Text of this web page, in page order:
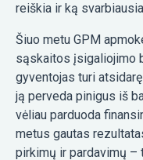
reiškia ir ką
Šiuo metu GPM
sąskaitos įsigaliojimo
gyventojas turi
ją perveda pinigus iš
vėliau parduoda
metus gautas
pirkimų ir pardavimų –